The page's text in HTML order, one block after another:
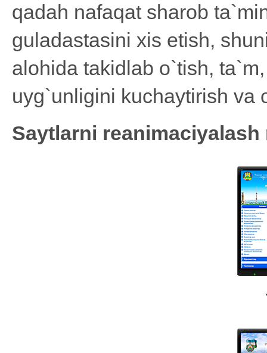
qadah nafaqat sharob
guladastasini xis etish,
alohida takidlab o`tish,
uyg`unligini kuchaytirish va
Saytlarni